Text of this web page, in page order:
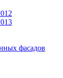
фасадов